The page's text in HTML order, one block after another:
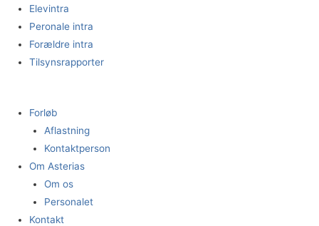
indholdet
Elevintra
Peronale intra
Forældre intra
Tilsynsrapporter
Forløb
Aflastning
Kontaktperson
Om Asterias
Om os
Personalet
Kontakt